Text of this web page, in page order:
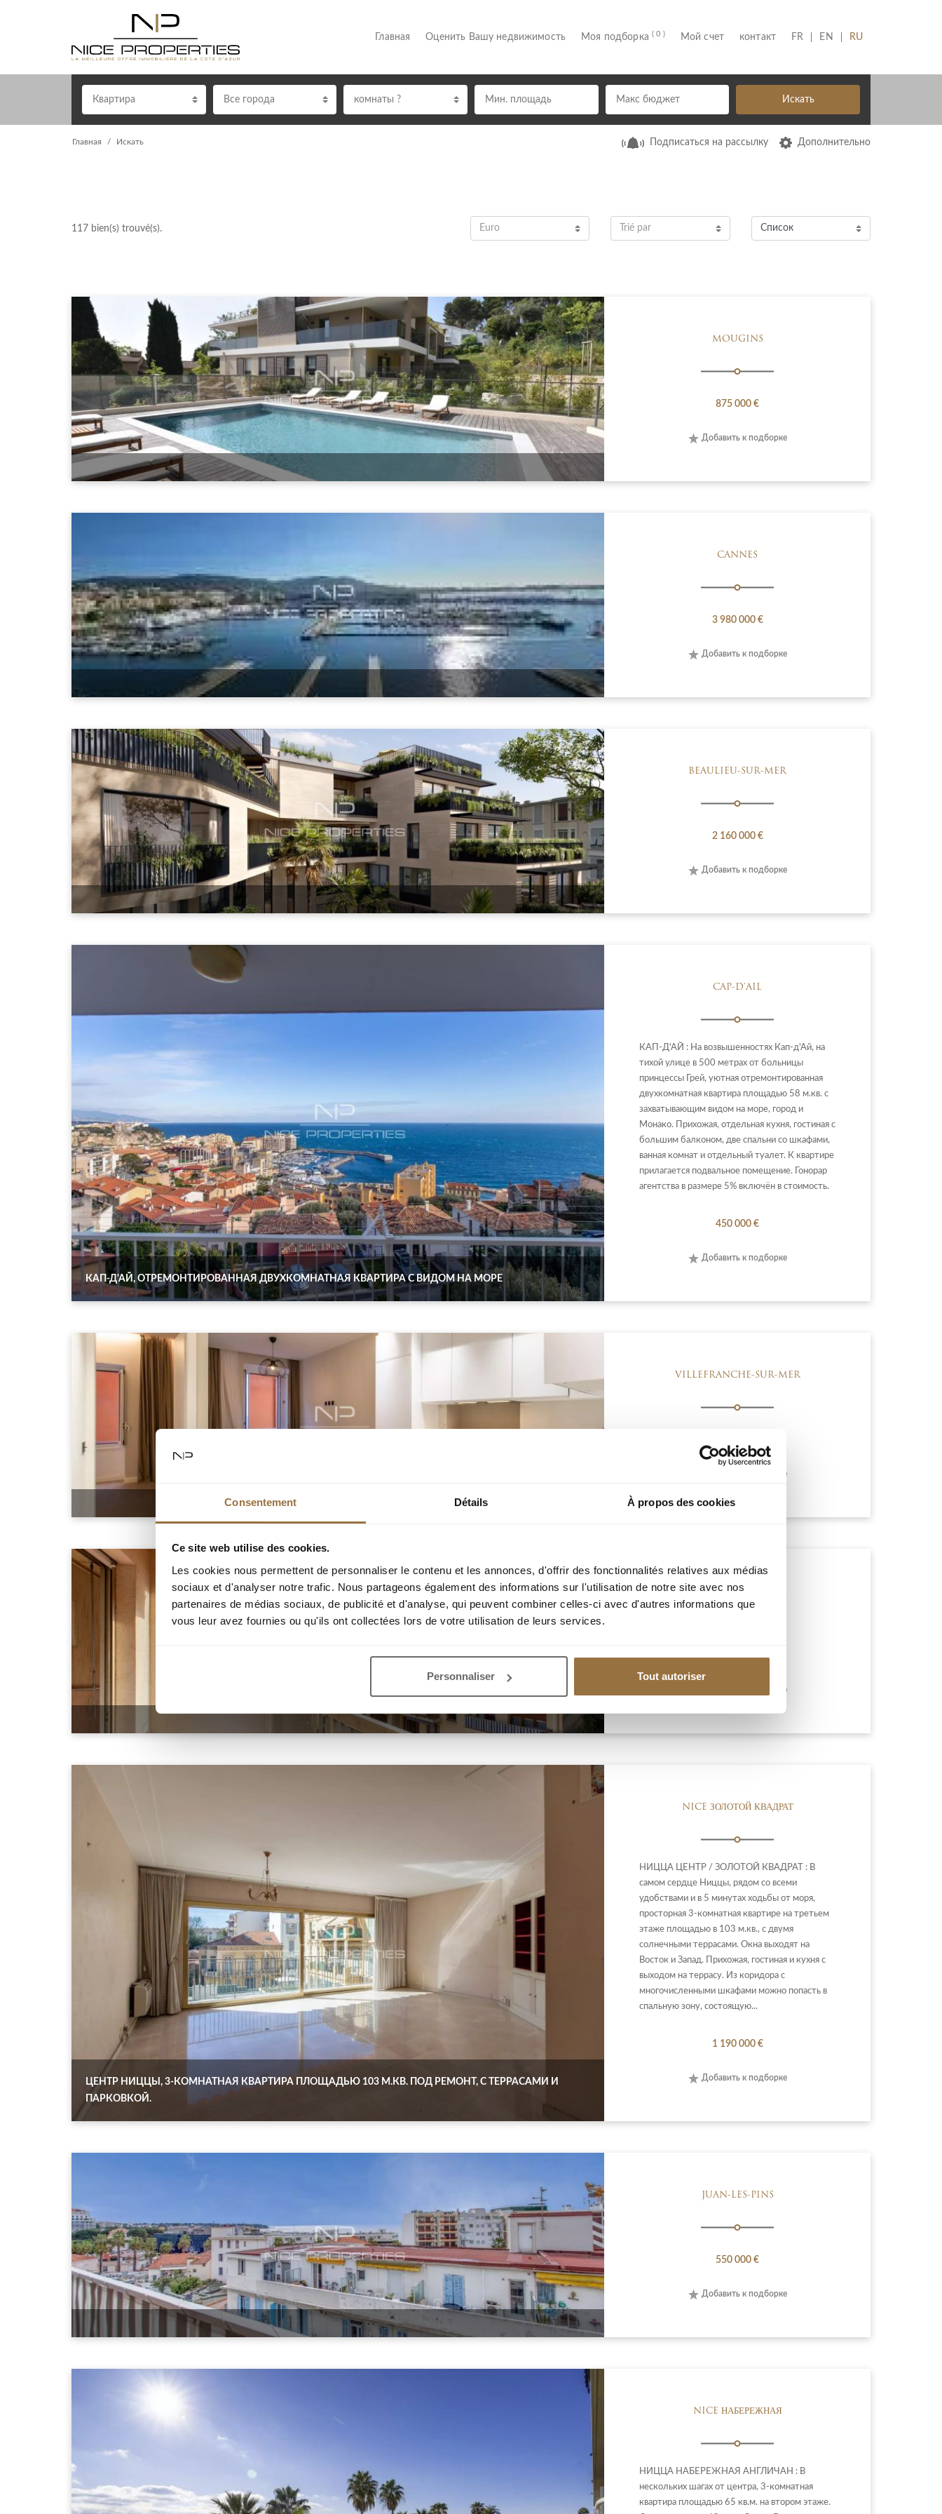
Consentement Détails À propos des cookies
Ce site web utilise des cookies.
Les cookies nous permettent de personnaliser le contenu et les annonces, d'offrir des fonctionnalités relatives aux médias
sociaux et d'analyser notre trafic. Nous partageons également des informations sur l'utilisation de notre site avec nos
partenaires de médias sociaux, de publicité et d'analyse, qui peuvent combiner celles-ci avec d'autres informations que
vous leur avez fournies ou qu'ils ont collectées lors de votre utilisation de leurs services.
Personnaliser Tout autoriser
Главная (current)
Оценить Вашу недвижимость Моя подборка( 0 ) Мой счет контакт FR (CURRENT)
EN RU
Квартира Все города комнаты ? Искать
Подписаться на рассылку Дополнительно
Главная Искать
117 bien(s) trouvé(s). Euro Trié par Список
MOUGINS
875 000 €
Добавить к подборке
CANNES
3 980 000 €
Добавить к подборке
BEAULIEU-SUR-MER
2 160 000 €
Добавить к подборке
КАП-Д'АЙ, ОТРЕМОНТИРОВАННАЯ ДВУХКОМНАТНАЯ КВАРТИРА С ВИДОМ НА МОРЕ
CAP-D'AIL
КАП-Д'АЙ : На возвышенностях Кап-д'Ай, на
тихой улице в 500 метрах от больницы
принцессы Грей, уютная отремонтированная
двухкомнатная квартира площадью 58 м.кв. с
захватывающим видом на море, город и
Монако. Прихожая, отдельная кухня, гостиная с
большим балконом, две спальни со шкафами,
ванная комнат и отдельный туалет. К квартире
прилагается подвальное помещение. Гонорар
агентства в размере 5% включён в стоимость.
450 000 €
Добавить к подборке
VILLEFRANCHE-SUR-MER
Добавить к подборке
BEAULIEU-SUR-MER
580 000 €
Добавить к подборке
ЦЕНТР НИЦЦЫ, 3-КОМНАТНАЯ КВАРТИРА ПЛОЩАДЬЮ 103 М.КВ. ПОД РЕМОНТ, С ТЕРРАСАМИ И
ПАРКОВКОЙ.
NICE ЗОЛОТОЙ КВАДРАТ
НИЦЦА ЦЕНТР / ЗОЛОТОЙ КВАДРАТ : В
самом сердце Ниццы, рядом со всеми
удобствами и в 5 минутах ходьбы от моря,
просторная 3-комнатная квартире на третьем
этаже площадью в 103 м.кв., с двумя
солнечными террасами. Окна выходят на
Восток и Запад. Прихожая, гостиная и кухня с
выходом на террасу. Из коридора с
многочисленными шкафами можно попасть в
спальную зону, состоящую...
1 190 000 €
Добавить к подборке
JUAN-LES-PINS
550 000 €
Добавить к подборке
NICE НАБЕРЕЖНАЯ
НИЦЦА НАБЕРЕЖНАЯ АНГЛИЧАН : В
нескольких шагах от центра, 3-комнатная
квартира площадью 65 кв.м. на втором этаже.